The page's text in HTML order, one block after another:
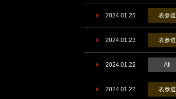
2024.01.25 表参道
2024.01.23 表参道
2024.01.22 All
2024.01.22 表参道